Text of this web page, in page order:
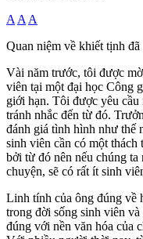
A A A
Quan niệm về khiết tịnh đã
Vài năm trước, tôi được
viên tại một đại học Công
giới hạn. Tôi được yêu
tránh nhắc đến từ đó.
đánh giá tình hình như thế
sinh viên cần có một
bởi từ đó nên nếu chúng
chuyện, sẽ có rất ít sinh
Linh tính của ông đúng về
trong đời sống sinh viên
đúng với nền văn hóa của